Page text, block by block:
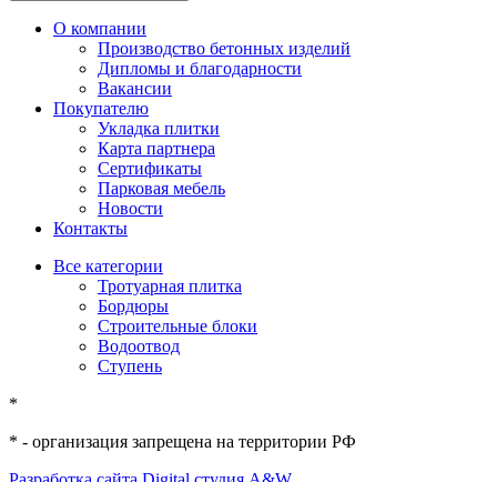
О компании
Производство бетонных изделий
Дипломы и благодарности
Вакансии
Покупателю
Укладка плитки
Карта партнера
Сертификаты
Парковая мебель
Новости
Контакты
Все категории
Тротуарная плитка
Бордюры
Строительные блоки
Водоотвод
Ступень
*
* - организация запрещена на территории РФ